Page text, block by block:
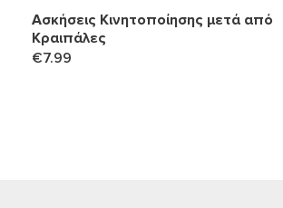
Ασκήσεις Κινητοποίησης μετά από
Κραιπάλες
€7.99